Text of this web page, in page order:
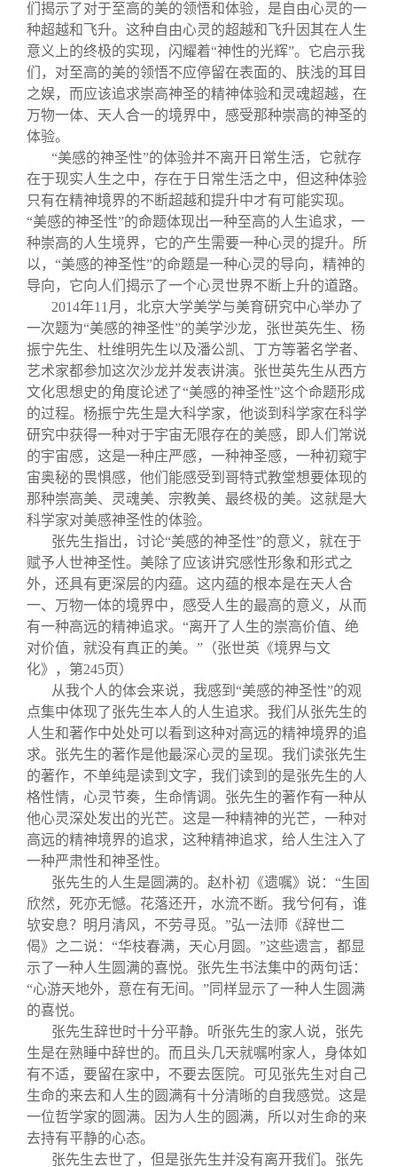
们揭示了对于至高的美的领悟和体验，是自由心灵的一
种超越和飞升。这种自由心灵的超越和飞升因其在人生
意义上的终极的实现，闪耀着“神性的光辉”。它启示我
们，对至高的美的领悟不应停留在表面的、肤浅的耳目
之娱，而应该追求崇高神圣的精神体验和灵魂超越，在
万物一体、天人合一的境界中，感受那种崇高的神圣的
体验。
“美感的神圣性”的体验并不离开日常生活，它就存
在于现实人生之中，存在于日常生活之中，但这种体验
只有在精神境界的不断超越和提升中才有可能实现。
“美感的神圣性”的命题体现出一种至高的人生追求，一
种崇高的人生境界，它的产生需要一种心灵的提升。所
以，“美感的神圣性”的命题是一种心灵的导向，精神的
导向，它向人们揭示了一个心灵世界不断上升的道路。
2014年11月，北京大学美学与美育研究中心举办了
一次题为“美感的神圣性”的美学沙龙，张世英先生、杨
振宁先生、杜维明先生以及潘公凯、丁方等著名学者、
艺术家都参加这次沙龙并发表讲演。张世英先生从西方
文化思想史的角度论述了“美感的神圣性”这个命题形成
的过程。杨振宁先生是大科学家，他谈到科学家在科学
研究中获得一种对于宇宙无限存在的美感，即人们常说
的宇宙感，这是一种庄严感，一种神圣感，一种初窥宇
宙奥秘的畏惧感，他们能感受到哥特式教堂想要体现的
那种崇高美、灵魂美、宗教美、最终极的美。这就是大
科学家对美感神圣性的体验。
张先生指出，讨论“美感的神圣性”的意义，就在于
赋予人世神圣性。美除了应该讲究感性形象和形式之
外，还具有更深层的内蕴。这内蕴的根本是在天人合
一、万物一体的境界中，感受人生的最高的意义，从而
有一种高远的精神追求。“离开了人生的崇高价值、绝
对价值，就没有真正的美。”（张世英《境界与文
化》，第245页）
从我个人的体会来说，我感到“美感的神圣性”的观
点集中体现了张先生本人的人生追求。我们从张先生的
人生和著作中处处可以看到这种对高远的精神境界的追
求。张先生的著作是他最深心灵的呈现。我们读张先生
的著作，不单纯是读到文字，我们读到的是张先生的人
格性情，心灵节奏，生命情调。张先生的著作有一种从
他心灵深处发出的光芒。这是一种精神的光芒，一种对
高远的精神境界的追求，这种精神追求，给人生注入了
一种严肃性和神圣性。
张先生的人生是圆满的。赵朴初《遗嘱》说：“生固
欣然，死亦无憾。花落还开，水流不断。我兮何有，谁
欤安息？明月清风，不劳寻觅。”弘一法师《辞世二
偈》之二说：“华枝春满，天心月圆。”这些遗言，都显
示了一种人生圆满的喜悦。张先生书法集中的两句话：
“心游天地外，意在有无间。”同样显示了一种人生圆满
的喜悦。
张先生辞世时十分平静。听张先生的家人说，张先
生是在熟睡中辞世的。而且头几天就嘱咐家人，身体如
有不适，要留在家中，不要去医院。可见张先生对自己
生命的来去和人生的圆满有十分清晰的自我感觉。这是
一位哲学家的圆满。因为人生的圆满，所以对生命的来
去持有平静的心态。
张先生去世了，但是张先生并没有离开我们。张先